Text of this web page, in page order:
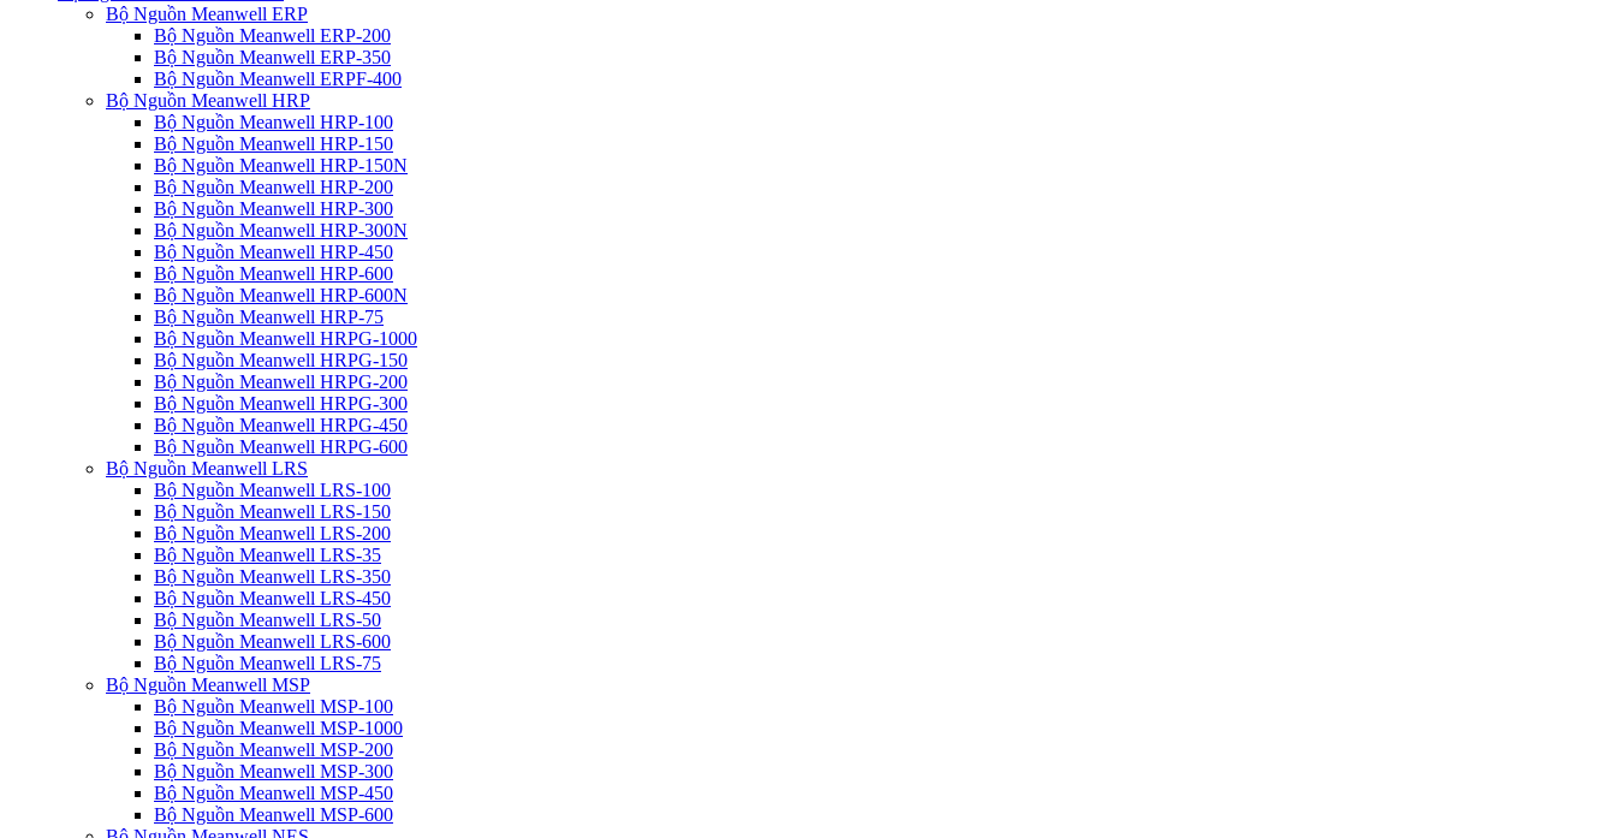
Bộ Nguồn Meanwell ERP
Bộ Nguồn Meanwell ERP-200
Bộ Nguồn Meanwell ERP-350
Bộ Nguồn Meanwell ERPF-400
Bộ Nguồn Meanwell HRP
Bộ Nguồn Meanwell HRP-100
Bộ Nguồn Meanwell HRP-150
Bộ Nguồn Meanwell HRP-150N
Bộ Nguồn Meanwell HRP-200
Bộ Nguồn Meanwell HRP-300
Bộ Nguồn Meanwell HRP-300N
Bộ Nguồn Meanwell HRP-450
Bộ Nguồn Meanwell HRP-600
Bộ Nguồn Meanwell HRP-600N
Bộ Nguồn Meanwell HRP-75
Bộ Nguồn Meanwell HRPG-1000
Bộ Nguồn Meanwell HRPG-150
Bộ Nguồn Meanwell HRPG-200
Bộ Nguồn Meanwell HRPG-300
Bộ Nguồn Meanwell HRPG-450
Bộ Nguồn Meanwell HRPG-600
Bộ Nguồn Meanwell LRS
Bộ Nguồn Meanwell LRS-100
Bộ Nguồn Meanwell LRS-150
Bộ Nguồn Meanwell LRS-200
Bộ Nguồn Meanwell LRS-35
Bộ Nguồn Meanwell LRS-350
Bộ Nguồn Meanwell LRS-450
Bộ Nguồn Meanwell LRS-50
Bộ Nguồn Meanwell LRS-600
Bộ Nguồn Meanwell LRS-75
Bộ Nguồn Meanwell MSP
Bộ Nguồn Meanwell MSP-100
Bộ Nguồn Meanwell MSP-1000
Bộ Nguồn Meanwell MSP-200
Bộ Nguồn Meanwell MSP-300
Bộ Nguồn Meanwell MSP-450
Bộ Nguồn Meanwell MSP-600